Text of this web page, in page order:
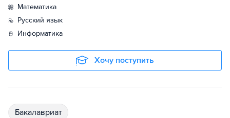
математика
русский язык
информатика
Хочу поступить
бакалавриат